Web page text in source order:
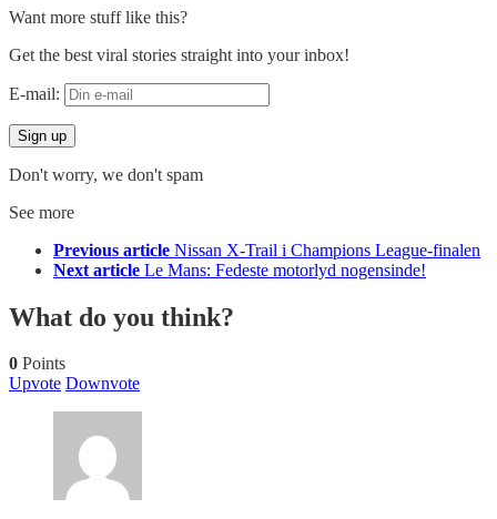
Want more stuff like this?
Get the best viral stories straight into your inbox!
E-mail:
Don't worry, we don't spam
See more
Previous article Nissan X-Trail i Champions League-finalen
Next article Le Mans: Fedeste motorlyd nogensinde!
What do you think?
0 Points
Upvote Downvote